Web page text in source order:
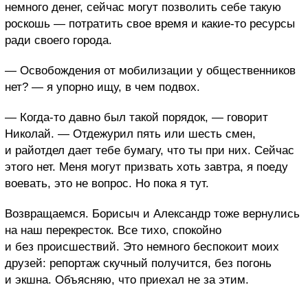
немного денег, сейчас могут позволить себе такую
роскошь — потратить свое время и какие-то ресурсы
ради своего города.
— Освобождения от мобилизации у общественников
нет? — я упорно ищу, в чем подвох.
— Когда-то давно был такой порядок, — говорит
Николай. — Отдежурил пять или шесть смен,
и райотдел дает тебе бумагу, что ты при них. Сейчас
этого нет. Меня могут призвать хоть завтра, я поеду
воевать, это не вопрос. Но пока я тут.
Возвращаемся. Борисыч и Александр тоже вернулись
на наш перекресток. Все тихо, спокойно
и без происшествий. Это немного беспокоит моих
друзей: репортаж скучный получится, без погонь
и экшна. Объясняю, что приехал не за этим.